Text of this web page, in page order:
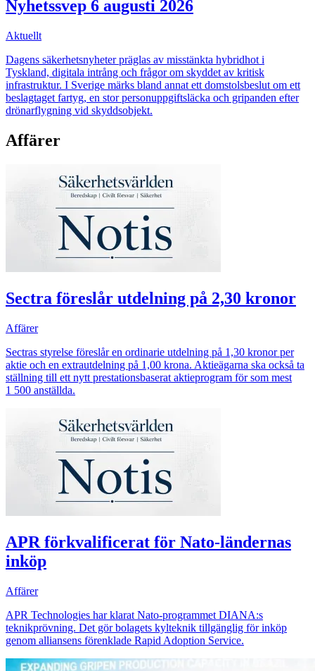
Nyhetssvep 6 augusti 2026
Aktuellt
Dagens säkerhetsnyheter präglas av misstänkta hybridhot i
Tyskland, digitala intrång och frågor om skyddet av kritisk
infrastruktur. I Sverige märks bland annat ett domstolsbeslut om ett
beslagtaget fartyg, en stor personuppgiftsläcka och gripanden efter
drönarflygning vid skyddsobjekt.
Affärer
Sectra föreslår utdelning på 2,30 kronor
Affärer
Sectras styrelse föreslår en ordinarie utdelning på 1,30 kronor per
aktie och en extrautdelning på 1,00 krona. Aktieägarna ska också ta
ställning till ett nytt prestationsbaserat aktieprogram för som mest
1 500 anställda.
APR förkvalificerat för Nato-ländernas
inköp
Affärer
APR Technologies har klarat Nato-programmet DIANA:s
teknikprövning. Det gör bolagets kylteknik tillgänglig för inköp
genom alliansens förenklade Rapid Adoption Service.